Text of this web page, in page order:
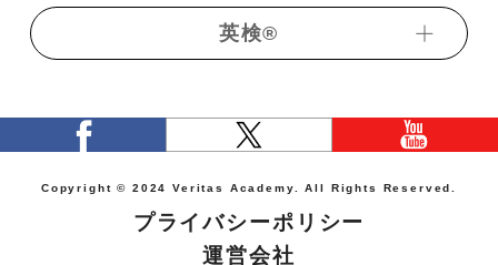
・理系生物基礎＋生物 演習【生態と環境】
・理系生物基礎＋生物 演習【進化と系統】
・地学基礎演習
・短期完成中学英語
・都道府県別高校入試数学
・短期完成中学国語
英検®︎
校・学習塾向け限定配信）
校・学習塾向け限定配信）
・【旺文社】7日間完成予想問題ドリル 3級
Copyright © 2024 Veritas Academy. All Rights Reserved.
プライバシーポリシー
運営会社